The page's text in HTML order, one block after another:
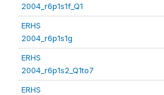
2004_r6p1s1f_Q1
ERHS
2004_r6p1s1g
ERHS
2004_r6p1s2_Q1to7
ERHS